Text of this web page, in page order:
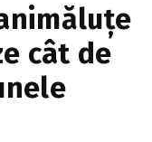
cât de